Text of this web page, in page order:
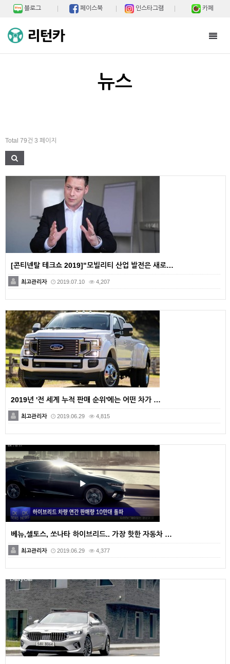
블로그 페이스북 인스타그램 카페
뉴스
Total 79건 3 페이지
[콘티넨탈 테크쇼 2019]"모빌리티 산업 발전은 새로…
최고관리자 2019.07.10 4,207
2019년 '전 세계 누적 판매 순위'에는 어떤 차가 …
최고관리자 2019.06.29 4,815
베뉴,셀토스, 쏘나타 하이브리드.. 가장 핫한 자동차 …
최고관리자 2019.06.29 4,377